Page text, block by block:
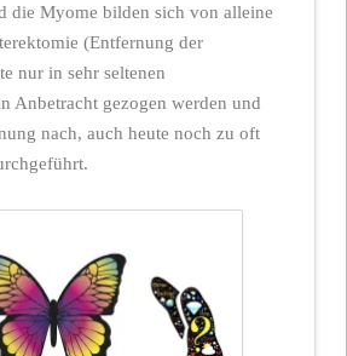
die Myome bilden sich von alleine
(Entfernung der
nur in sehr seltenen
Anbetracht gezogen werden und
nach, auch heute noch zu oft